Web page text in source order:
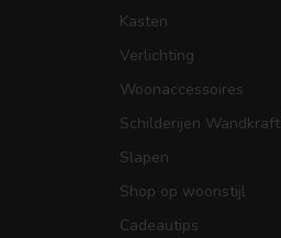
Kasten
Verlichting
Woonaccessoires
Schilderijen Wandkraft
Slapen
Shop op woonstijl
Cadeautips